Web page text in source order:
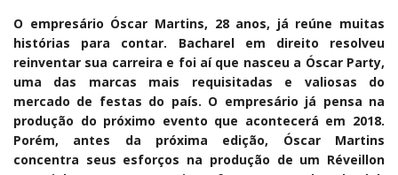
O empresário Óscar Martins, 28 anos, já reúne muitas
histórias para contar. Bacharel em direito resolveu
reinventar sua carreira e foi aí que nasceu a Óscar Party,
uma das marcas mais requisitadas e valiosas do
mercado de festas do país. O empresário já pensa na
produção do próximo evento que acontecerá em 2018.
Porém, antes da próxima edição, Óscar Martins
concentra seus esforços na produção de um Réveillon